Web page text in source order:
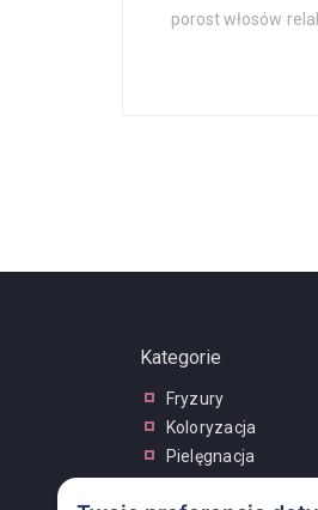
porost włosów
Kategorie
Fryzury
Koloryzacja
Pielęgnacja